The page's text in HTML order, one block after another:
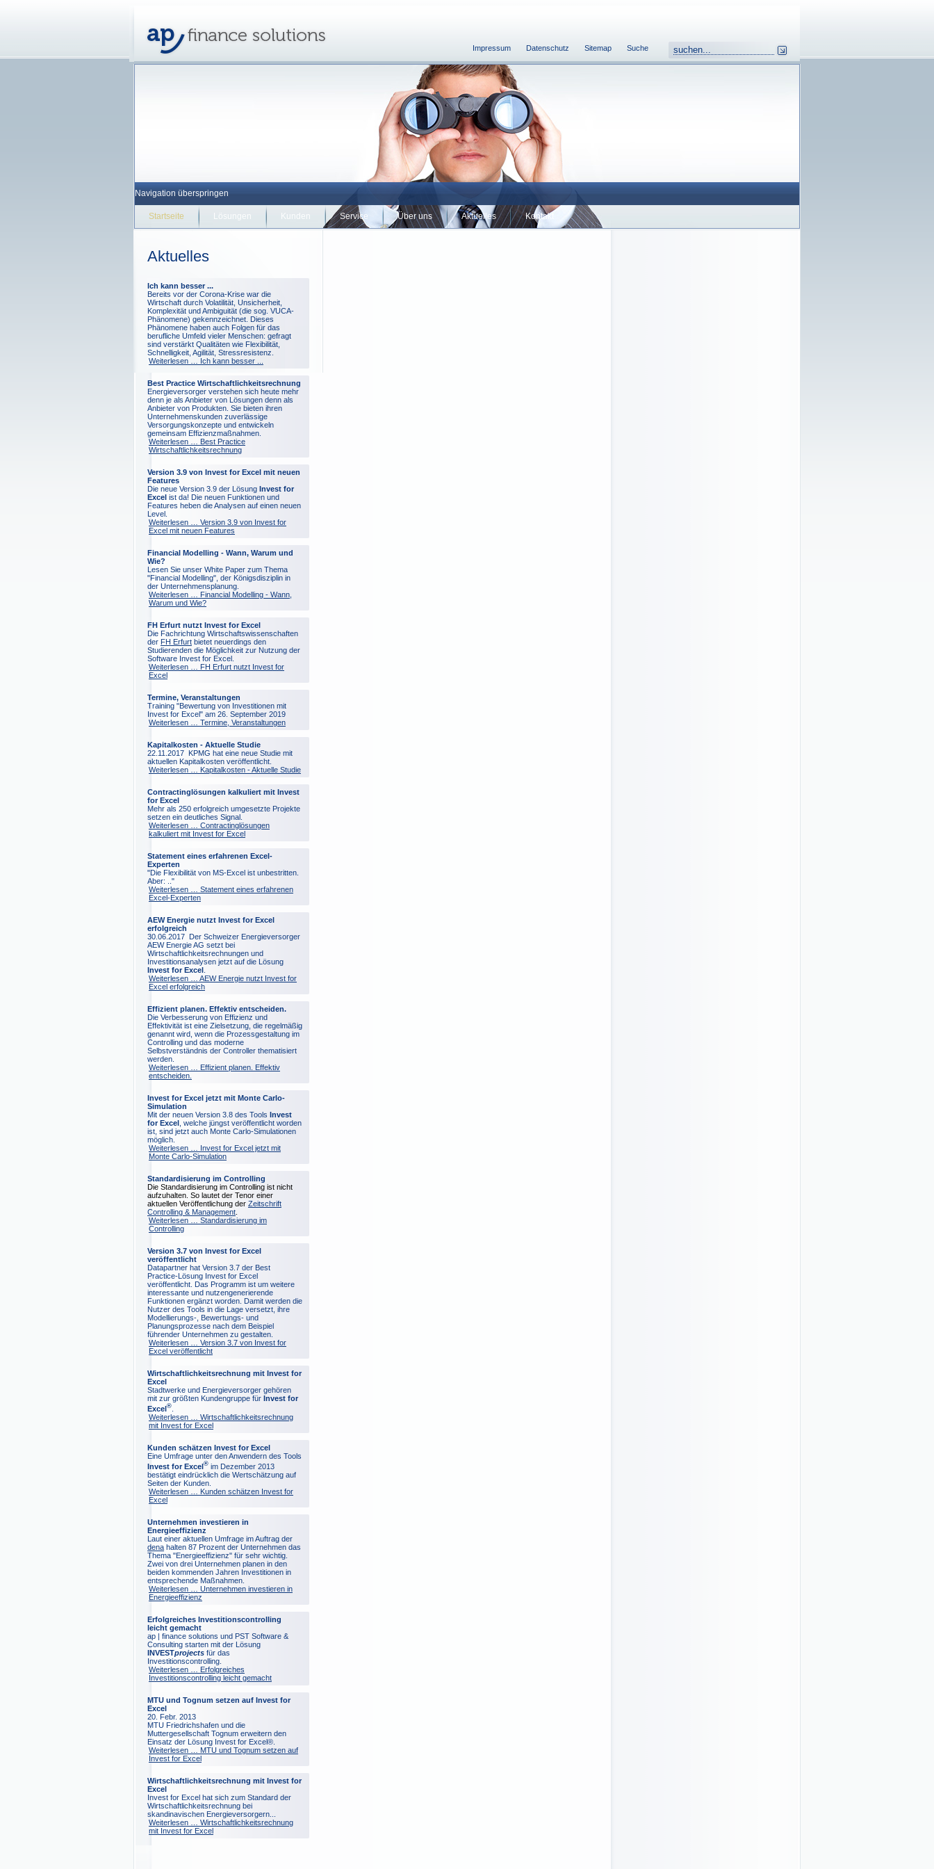
Impressum Datenschutz Sitemap Suche
Navigation überspringen
Startseite Lösungen Kunden Service Über uns Aktuelles Kontakt
Aktuelles
Ich kann besser ...
Bereits vor der Corona-Krise war die
Wirtschaft durch Volatilität, Unsicherheit,
Komplexität und Ambiguität (die sog. VUCA-
Phänomene) gekennzeichnet. Dieses
Phänomene haben auch Folgen für das
berufliche Umfeld vieler Menschen: gefragt
sind verstärkt Qualitäten wie Flexibilität,
Schnelligkeit, Agilität, Stressresistenz.
Weiterlesen …
Ich kann besser ...
Best Practice Wirtschaftlichkeitsrechnung
Energieversorger verstehen sich heute mehr
denn je als Anbieter von Lösungen denn als
Anbieter von Produkten. Sie bieten ihren
Unternehmenskunden zuverlässige
Versorgungskonzepte und entwickeln
gemeinsam Effizienzmaßnahmen.
Weiterlesen …
Best Practice
Wirtschaftlichkeitsrechnung
Version 3.9 von Invest for Excel mit neuen
Features
Die neue Version 3.9 der Lösung Invest for
Excel ist da! Die neuen Funktionen und
Features heben die Analysen auf einen neuen
Level.
Weiterlesen … Version 3.9 von Invest for
Excel mit neuen Features
Financial Modelling - Wann, Warum und
Wie?
Lesen Sie unser White Paper zum Thema
"Financial Modelling", der Königsdisziplin in
der Unternehmensplanung.
Weiterlesen …
Financial Modelling - Wann,
Warum und Wie?
FH Erfurt nutzt Invest for Excel
Die Fachrichtung Wirtschaftswissenschaften
der FH Erfurt bietet neuerdings den
Studierenden die Möglichkeit zur Nutzung der
Software Invest for Excel.
Weiterlesen …
FH Erfurt nutzt Invest for
Excel
Termine, Veranstaltungen
Training "Bewertung von Investitionen mit
Invest for Excel" am 26. September 2019
Weiterlesen … Termine, Veranstaltungen
Kapitalkosten - Aktuelle Studie
22.11.2017 KPMG hat eine neue Studie mit
aktuellen Kapitalkosten veröffentlicht.
Weiterlesen …
Kapitalkosten - Aktuelle Studie
Contractinglösungen kalkuliert mit Invest
for Excel
Mehr als 250 erfolgreich umgesetzte Projekte
setzen ein deutliches Signal.
Weiterlesen … Contractinglösungen
kalkuliert mit Invest for Excel
Statement eines erfahrenen Excel-
Experten
"Die Flexibilität von MS-Excel ist unbestritten.
Aber: .."
Weiterlesen … Statement eines erfahrenen
Excel-Experten
AEW Energie nutzt Invest for Excel
erfolgreich
30.06.2017 Der Schweizer Energieversorger
AEW Energie AG setzt bei
Wirtschaftlichkeitsrechnungen und
Investitionsanalysen jetzt auf die Lösung
Invest for Excel
Weiterlesen … AEW Energie nutzt Invest for
Excel erfolgreich
Effizient planen. Effektiv entscheiden.
Die Verbesserung von Effizienz und
Effektivität ist eine Zielsetzung, die regelmäßig
genannt wird, wenn die Prozessgestaltung im
Controlling und das moderne
Selbstverständnis der Controller thematisiert
werden.
Weiterlesen …
Effizient planen. Effektiv
entscheiden.
Invest for Excel jetzt mit Monte Carlo-
Simulation
Mit der neuen Version 3.8 des Tools Invest
for Excel
, welche jüngst veröffentlicht worden
ist, sind jetzt auch Monte Carlo-Simulationen
möglich.
Weiterlesen …
Invest for Excel jetzt mit
Monte Carlo-Simulation
Standardisierung im Controlling
Die Standardisierung im Controlling ist nicht
aufzuhalten. So lautet der Tenor einer
aktuellen Veröffentlichung der Zeitschrift
Controlling & Management
Weiterlesen … Standardisierung im
Controlling
Version 3.7 von Invest for Excel
veröffentlicht
Datapartner hat Version 3.7 der Best
Practice-Lösung Invest for Excel
veröffentlicht. Das Programm ist um weitere
interessante und nutzengenerierende
Funktionen ergänzt worden. Damit werden die
Nutzer des Tools in die Lage versetzt, ihre
Modellierungs-, Bewertungs- und
Planungsprozesse nach dem Beispiel
führender Unternehmen zu gestalten.
Weiterlesen … Version 3.7 von Invest for
Excel veröffentlicht
Wirtschaftlichkeitsrechnung mit Invest for
Excel
Stadtwerke und Energieversorger gehören
mit zur größten Kundengruppe für Invest for
Excel®
Weiterlesen … Wirtschaftlichkeitsrechnung
mit Invest for Excel
Kunden schätzen Invest for Excel
Eine Umfrage unter den Anwendern des Tools
Invest for Excel® im Dezember 2013
bestätigt eindrücklich die Wertschätzung auf
Seiten der Kunden.
Weiterlesen … Kunden schätzen Invest for
Excel
Unternehmen investieren in
Energieeffizienz
Laut einer aktuellen Umfrage im Auftrag der
dena halten 87 Prozent der Unternehmen das
Thema "Energieeffizienz" für sehr wichtig.
Zwei von drei Unternehmen planen in den
beiden kommenden Jahren Investitionen in
entsprechende Maßnahmen.
Weiterlesen … Unternehmen investieren in
Energieeffizienz
Erfolgreiches Investitionscontrolling
leicht gemacht
ap | finance solutions und PST Software &
Consulting starten mit der Lösung
INVESTprojects für das
Investitionscontrolling.
Weiterlesen … Erfolgreiches
Investitionscontrolling leicht gemacht
MTU und Tognum setzen auf Invest for
Excel
20. Febr. 2013
MTU Friedrichshafen und die
Muttergesellschaft Tognum erweitern den
Einsatz der Lösung Invest for Excel®.
Weiterlesen … MTU und Tognum setzen auf
Invest for Excel
Wirtschaftlichkeitsrechnung mit Invest for
Excel
Invest for Excel hat sich zum Standard der
Wirtschaftlichkeitsrechnung bei
skandinavischen Energieversorgern...
Weiterlesen … Wirtschaftlichkeitsrechnung
mit Invest for Excel